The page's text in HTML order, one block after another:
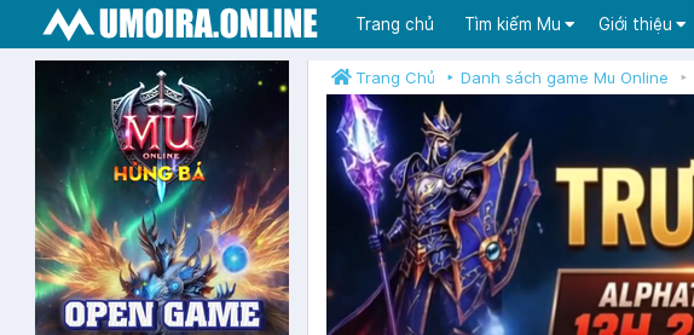
Trang chủ Tìm kiếm Mu Giới thiệu
Trang Chủ Danh sách game Mu Online